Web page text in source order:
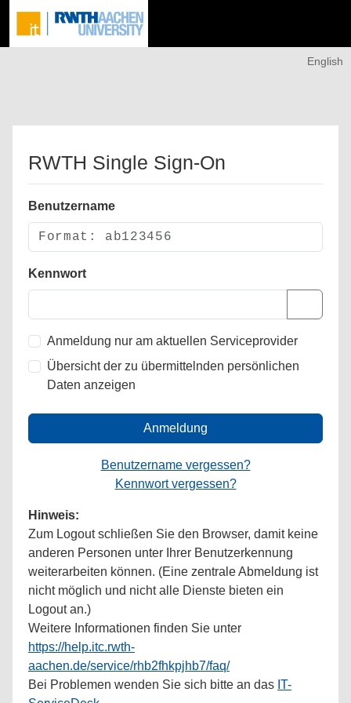
English
RWTH Single Sign-On
Benutzername
Kennwort
Anmeldung nur am aktuellen Serviceprovider
Übersicht der zu übermittelnden persönlichen
Daten anzeigen
Anmeldung
Benutzername vergessen?
Kennwort vergessen?
Hinweis:
Zum Logout schließen Sie den Browser, damit keine
anderen Personen unter Ihrer Benutzerkennung
weiterarbeiten können. (Eine zentrale Abmeldung ist
nicht möglich und nicht alle Dienste bieten ein
Logout an.)
Weitere Informationen finden Sie unter
https://help.itc.rwth-
aachen.de/service/rhb2fhkpjhb7/faq/
Bei Problemen wenden Sie sich bitte an das IT-